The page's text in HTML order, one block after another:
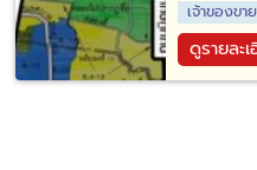
เจ้าของขา
ดูรายละ